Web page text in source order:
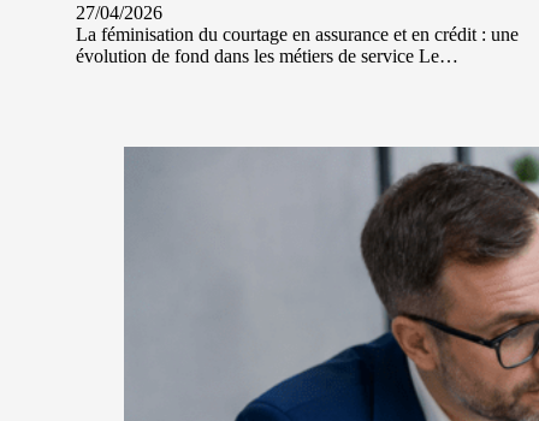
27/04/2026
La féminisation du courtage en assurance et en crédit : une
évolution de fond dans les métiers de service Le…